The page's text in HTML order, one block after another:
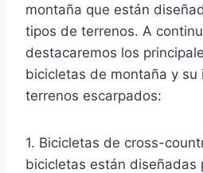
montaña que están
tipos de terrenos. A
destacaremos los
bicicletas de montaña y su
terrenos escarpados:
1. Bicicletas de cross-
bicicletas están diseñadas